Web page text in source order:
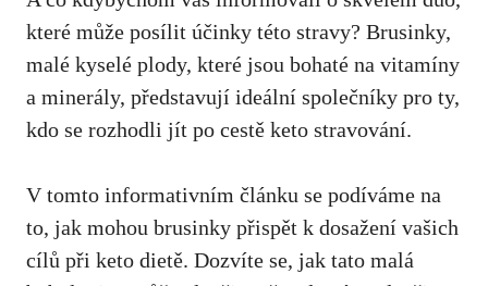
které může posílit účinky této stravy? Brusinky,
malé kyselé plody, které jsou bohaté na vitamíny
a minerály, představují ideální společníky pro ty,
kdo se rozhodli jít po cestě keto stravování.
V tomto informativním článku se podíváme na
to, jak mohou brusinky přispět k dosažení vašich
cílů při keto dietě. Dozvíte se, jak tato malá